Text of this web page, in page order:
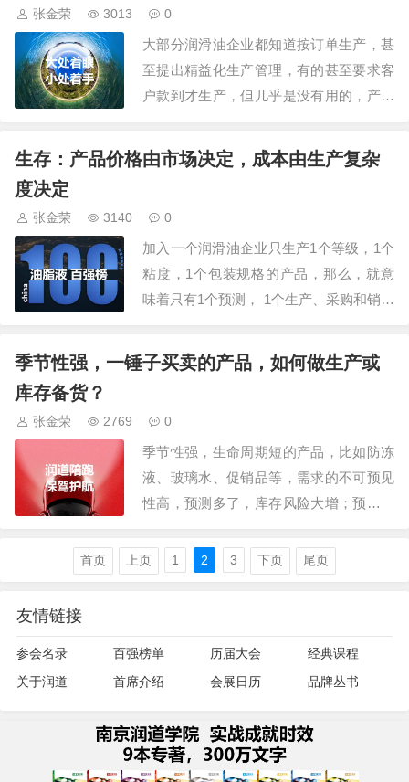
销量分别为2147万辆和2157.1万辆，…
张金荣 3013 0
大部分润滑油企业都知道按订单生产，甚
至提出精益化生产管理，有的甚至要求客
户款到才生产，但几乎是没有用的，产品
更是在角落吃灰，这是怎么回事，有改善
的办法吗？我们日常生活中，买米买菜都
买一些，放在冰箱里，原因很简单：一是
没必要每天去…
生存：产品价格由市场决定，成本由生产复杂
度决定
张金荣 3140 0
加入一个润滑油企业只生产1个等级，1个
粘度，1个包装规格的产品，那么，就意
味着只有1个预测， 1个生产、采购和销售
现在，为了应对市场的多样化需求，公司
决定生产8个等级、4个粘度、3种包装规
味着8×4×3也就是72款产品，72…
季节性强，一锤子买卖的产品，如何做生产或
库存备货？
张金荣 2769 0
季节性强，生命周期短的产品，比如防冻
液、玻璃水、促销品等，需求的不可预见
性高，预测多了，库存风险大增；预测少
样的产品，就相当于一锤子买卖，我们这
里探讨一下该怎么预测，避免损失。先说
他们比我们润…
首页 上页 1 2 3 下页 尾页
友情链接
参会名录 百强榜单 历届大会
经典课程
关于润道
首席介绍 会展日历 品牌丛书